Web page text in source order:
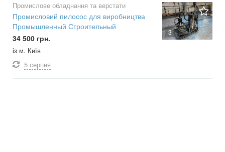
3
Промислове обладнання та верстати
Промисловий пилосос для виробництва
Промышленный Строительный
34 500 грн.
із м. Київ
5 серпня